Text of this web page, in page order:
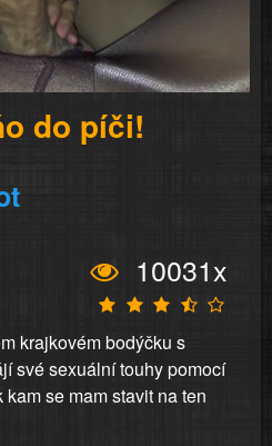
Video
do píči!
10031x
krajkovém bodýčku s
své sexuální touhy pomocí
se mam stavit na ten